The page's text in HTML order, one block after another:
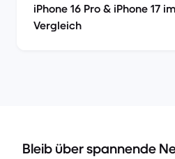
iPhone 16 Pro & iPhone 17 im
Vergleich
Bleib über spannende